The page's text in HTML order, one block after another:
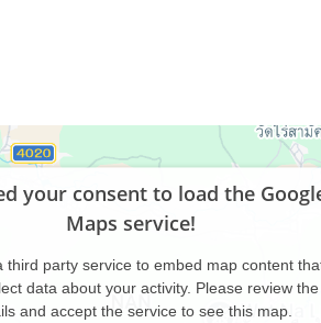
your consent to load the
Maps service!
third party service to embed map content
data about your activity. Please review the
and accept the service to see this map.